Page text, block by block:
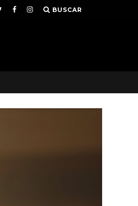
BUSCAR